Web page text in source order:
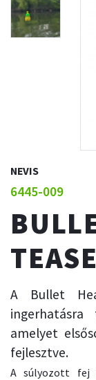
NEVIS
6445-009
A Bullet
amelyet
fejlesztve.
A súlyozott fej